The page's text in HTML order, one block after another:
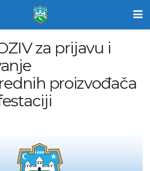
za prijavu i
proizvođača